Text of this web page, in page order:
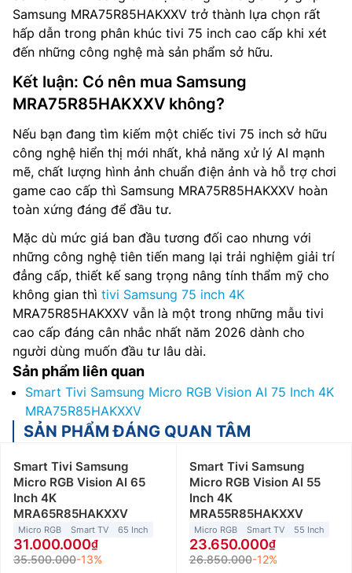
Samsung MRA75R85HAKXXV trở thành lựa chọn rất
hấp dẫn trong phân khúc tivi 75 inch cao cấp khi xét
đến những công nghệ mà sản phẩm sở hữu.
Kết luận: Có nên mua Samsung
MRA75R85HAKXXV không?
Nếu bạn đang tìm kiếm một chiếc tivi 75 inch sở hữu
công nghệ hiển thị mới nhất, khả năng xử lý AI mạnh
mẽ, chất lượng hình ảnh chuẩn điện ảnh và hỗ trợ chơi
game cao cấp thì Samsung MRA75R85HAKXXV hoàn
toàn xứng đáng để đầu tư.
Mặc dù mức giá ban đầu tương đối cao nhưng với
những công nghệ tiên tiến mang lại trải nghiệm giải trí
đẳng cấp, thiết kế sang trọng nâng tính thẩm mỹ cho
không gian thì tivi Samsung 75 inch 4K
MRA75R85HAKXXV vẫn là một trong những mẫu tivi
cao cấp đáng cân nhắc nhất năm 2026 dành cho
người dùng muốn đầu tư lâu dài.
Sản phẩm liên quan
Smart Tivi Samsung Micro RGB Vision AI 75 Inch 4K
MRA75R85HAKXXV
SẢN PHẨM ĐÁNG QUAN TÂM
Smart Tivi Samsung
Micro RGB Vision AI 65
Inch 4K
MRA65R85HAKXXV
Micro RGB Smart TV 65 Inch
31.000.000
35.500.000-13%
Smart Tivi Samsung
Micro RGB Vision AI 55
Inch 4K
MRA55R85HAKXXV
Micro RGB Smart TV 55 Inch
23.650.000
26.850.000-12%